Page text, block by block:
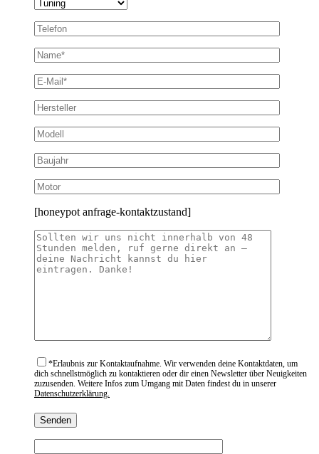
[honeypot anfrage-kontaktzustand]
*Erlaubnis zur Kontaktaufnahme. Wir verwenden deine Kontaktdaten, um
dich schnellstmöglich zu kontaktieren oder dir einen Newsletter über Neuigkeiten
zuzusenden. Weitere Infos zum Umgang mit Daten findest du in unserer
Datenschutzerklärung.